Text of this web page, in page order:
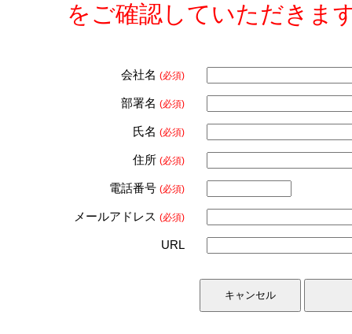
をご確認していただきま
会社名 (必須)
部署名 (必須)
氏名 (必須)
住所 (必須)
電話番号 (必須)
メールアドレス (必須)
URL